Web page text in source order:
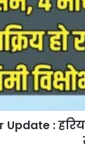
Update :